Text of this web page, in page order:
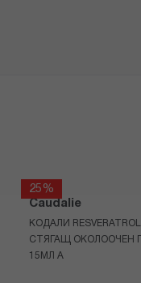
25%
Caudalie
КОДАЛИ RESVERATROL
СТЯГАЩ ОКОЛООЧЕН
15МЛ А